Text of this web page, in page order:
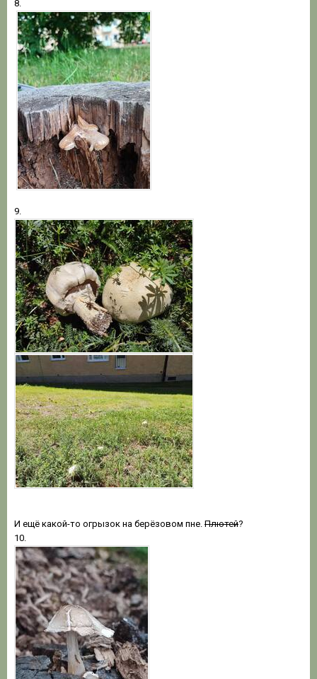
8.
9.
И ещё какой-то огрызок на берёзовом пне. Плютей?
10.